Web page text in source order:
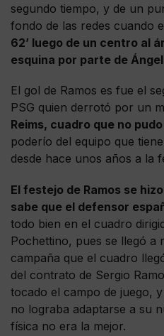
segundo tiempo, y de un
fondo de las redes cuando
62’ luego de un centro al
esquina por parte de
El gol de Ramos es fue el
PSG quien derrotó por un
Reims, cuadro que no
poderío del equipo que
desde hace unos años a la
El festejo de Ramos se
sabe que el defensor
todo bien en el cuadro
Pochettino, pues se llegó a
campaña que el cuadro
del contrato de Sergio
tocado el campo de juego,
no lograba adaptarse a su
física no era la mejor.